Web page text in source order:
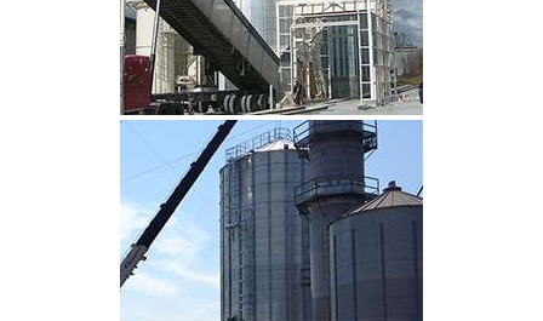
CLIQUEZ POUR AGRANDIR